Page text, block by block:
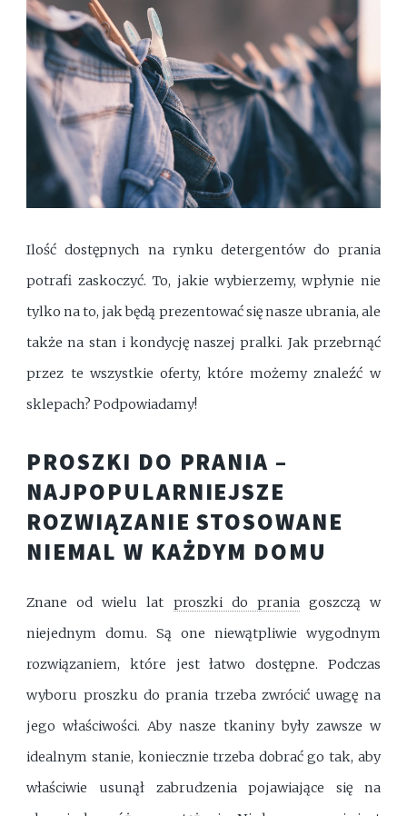
Ilość dostępnych na rynku detergentów do prania
potrafi zaskoczyć. To, jakie wybierzemy, wpłynie nie
tylko na to, jak będą prezentować się nasze ubrania, ale
także na stan i kondycję naszej pralki. Jak przebrnąć
przez te wszystkie oferty, które możemy znaleźć w
sklepach? Podpowiadamy!
PROSZKI DO PRANIA –
NAJPOPULARNIEJSZE
ROZWIĄZANIE STOSOWANE
NIEMAL W KAŻDYM DOMU
Znane od wielu lat proszki do praniagoszczą w
niejednym domu. Są one niewątpliwie wygodnym
rozwiązaniem, które jest łatwo dostępne. Podczas
wyboru proszku do prania trzeba zwrócić uwagę na
jego właściwości. Aby nasze tkaniny były zawsze w
idealnym stanie, koniecznie trzeba dobrać go tak, aby
właściwie usunął zabrudzenia pojawiające się na